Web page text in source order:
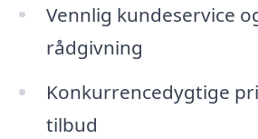
Vennlig kundeservice
rådgivning
Konkurrencedygtige
tilbud